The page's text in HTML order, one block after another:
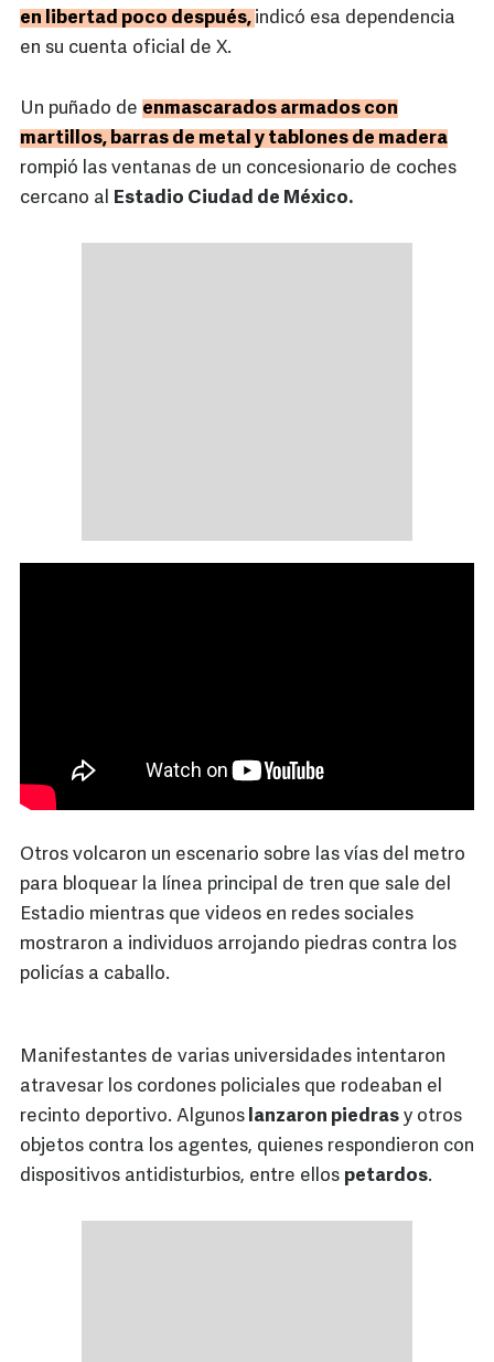
en libertad poco después, indicó esa dependencia
en su cuenta oficial de X.
Un puñado de enmascarados armados con
martillos, barras de metal y tablones de madera
rompió las ventanas de un concesionario de coches
cercano al Estadio Ciudad de México.
Otros volcaron un escenario sobre las vías del metro
para bloquear la línea principal de tren que sale del
Estadio mientras que videos en redes sociales
mostraron a individuos arrojando piedras contra los
policías a caballo.
Manifestantes de varias universidades intentaron
atravesar los cordones policiales que rodeaban el
recinto deportivo. Algunos lanzaron piedras y otros
objetos contra los agentes, quienes respondieron con
dispositivos antidisturbios, entre ellos petardos.